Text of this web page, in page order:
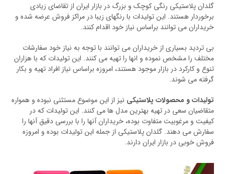
گلدان پلاستیکی رنگی کوچک و بزرگ در بازار ایران از تقاضای زیادی
برخوردار هستند. این تولیدات با رنگهای زیبا در مراکز فروش عرضه شده و
خریداران می توانند براساس نیاز خود اقدام کنند.
بی تردید بسیاری از خریداران می توانند با توجه به نیاز خود سفارشات
مختلف را مشخص نموده و انها را تهیه می کنند. این تولیدات که با هزاران
تنوع و کارکرد در بازار موجود هستند، امروزه براساس نیاز افراد تهیه و بکار
گرفته می شوند.
تولیدات و محصولات پلاستیکی نیز از این موضوع مستثنی نبوده و همواره
متقاضیان سعی در تهیه بهترین مدل ها می کنند. این تولیدات که در
کیفیت و مرغوبیت متفاوت بوده، خریداران آنها را با بررسی دقیق آنها را
سفارش می دهند. گلدان پلاستیکی از جمله این تولیدات بوده و امروزه
فروش خوبی در بازار ایران دارند.